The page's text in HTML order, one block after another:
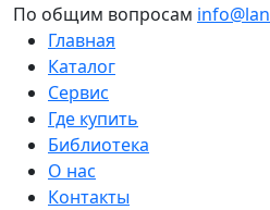
По общим вопросам
Главная
Каталог
Сервис
Где купить
Библиотека
О нас
Контакты